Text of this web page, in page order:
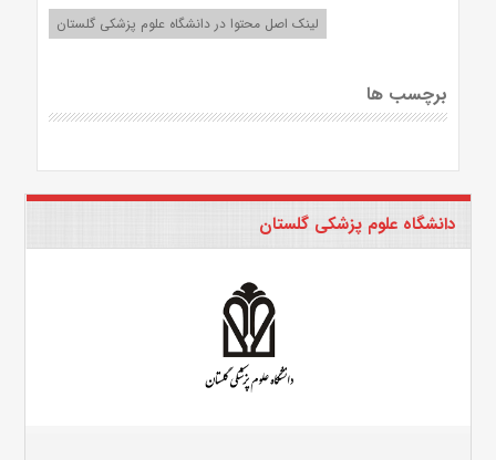
لینک اصل محتوا در دانشگاه علوم پزشکی گلستان
برچسب ها
دانشگاه علوم پزشکی گلستان